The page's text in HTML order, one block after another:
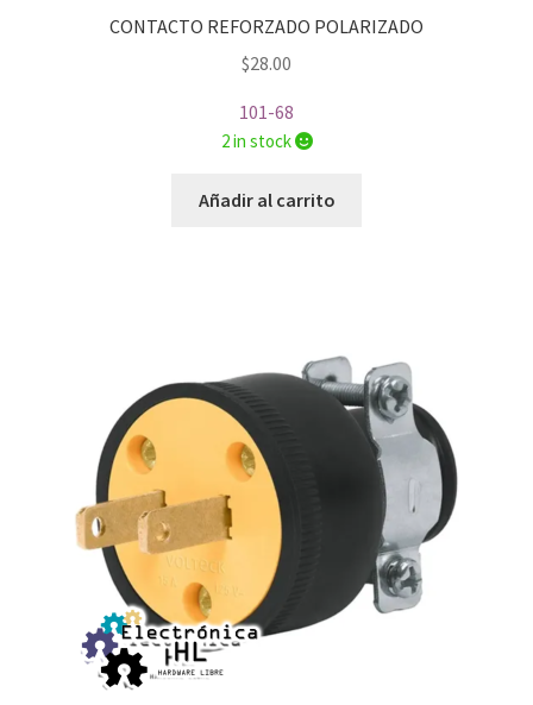
CONTACTO REFORZADO POLARIZADO
$28.00
101-68
2 in stock
Añadir al carrito